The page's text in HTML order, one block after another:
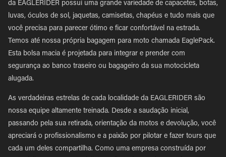
da EAGLERIDER possui uma grande variedade de capacetes, botas,
luvas, óculos de sol, jaquetas, camisetas, chapéus e tudo mais que
você precisa para parecer ótimo e ficar confortável na estrada.
Temos até nossa própria bagagem para moto chamada EaglePack.
Esta bolsa macia é projetada para integrar e prender com
segurança ao banco traseiro ou bagageiro da sua motocicleta
alugada.
As verdadeiras estrelas de cada localidade da EAGLERIDER são
nossa equipe altamente treinada. Desde a saudação inicial,
passando pela sua retirada, orientação da motos e devolução, você
apreciará o profissionalismo e a paixão por pilotar e fazer tours que
cada um deles compartilha. Como uma empresa construída por